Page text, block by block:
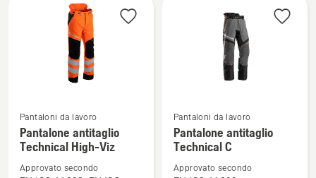
Vedi
maggiori
dettagli
su
Pantaloni da lavoro
Pantalone antitaglio
Technical High-Viz
Approvato secondo
Vedi
maggiori
dettagli
su
Pantaloni da lavoro
Pantalone antitaglio
Technical C
Approvato secondo